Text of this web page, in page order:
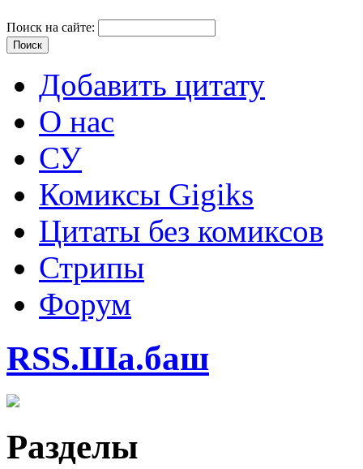
Поиск на сайте:
Добавить цитату
О нас
СУ
Комиксы Gigiks
Цитаты без комиксов
Стрипы
Форум
RSS.Ша.баш
Разделы